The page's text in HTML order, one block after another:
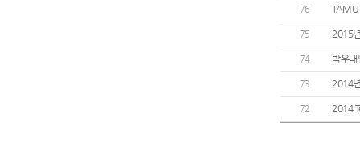
76 TAMU
75 2015
74 박우
73 2014
72 2014